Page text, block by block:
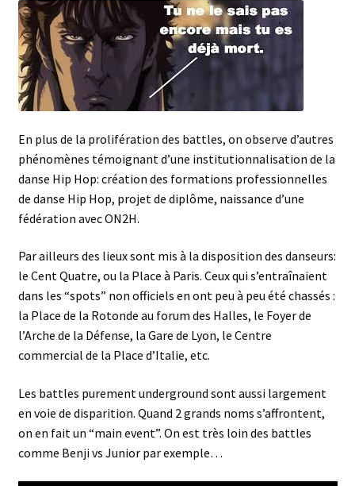
En plus de la prolifération des battles, on observe d’autres
phénomènes témoignant d’une institutionnalisation de la
danse Hip Hop: création des formations professionnelles
de danse Hip Hop, projet de diplôme, naissance d’une
fédération avecON2H.
Par ailleurs des lieux sont mis à la disposition des danseurs:
le Cent Quatre, ou la Place à Paris. Ceux qui s’entraînaient
dans les “spots” non officiels en ont peu à peu été chassés :
la Place de la Rotonde au forum des Halles, le Foyer de
l’Arche de la Défense, la Gare de Lyon, le Centre
commercial de la Place d’Italie, etc.
Les battles purement underground sont aussi largement
en voie de disparition. Quand 2 grands noms s’affrontent,
on en fait un “main event”. On est très loin des battles
comme Benji vs Junior par exemple…